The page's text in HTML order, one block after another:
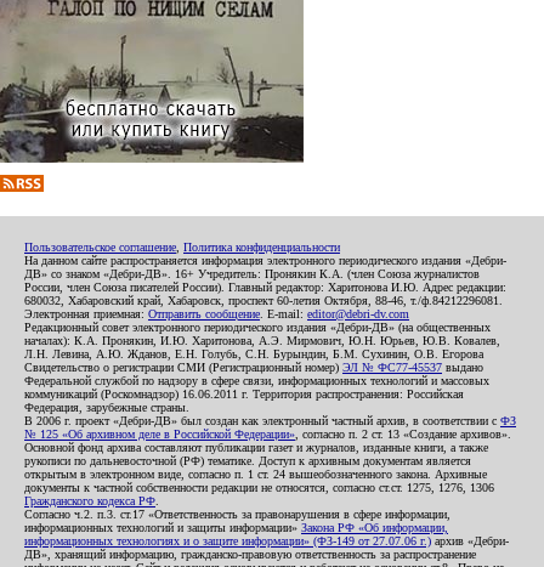
Пользовательское соглашение Политика конфиденциальности
На данном сайте распространяется информация электронного периодического издания «Дебри-
ДВ» со знаком «Дебри-ДВ». 16+ Учредитель: Пронякин К.А. (член Союза журналистов
России, член Союза писателей России). Главный редактор: Харитонова И.Ю. Адрес редакции:
680032, Хабаровский край, Хабаровск, проспект 60-летия Октября, 88-46, т./ф.84212296081.
Электронная приемная: Отправить сообщение . E-mail: editor@debri-dv.com
Редакционный совет электронного периодического издания «Дебри-ДВ» (на общественных
началах): К.А. Пронякин, И.Ю. Харитонова, А.Э. Мирмович, Ю.Н. Юрьев, Ю.В. Ковалев,
Л.Н. Левина, А.Ю. Жданов, Е.Н. Голубь, С.Н. Бурындин, Б.М. Сухинин, О.В. Егорова
Свидетельство о регистрации СМИ (Регистрационный номер) ЭЛ № ФС77-45537 выдано
Федеральной службой по надзору в сфере связи, информационных технологий и массовых
коммуникаций (Роскомнадзор) 16.06.2011 г. Территория распространения: Российская
Федерация, зарубежные страны.
В 2006 г. проект «Дебри-ДВ» был создан как электронный частный архив, в соответствии с ФЗ
№ 125 «Об архивном деле в Российской Федерации» , согласно п. 2 ст. 13 «Создание архивов».
Основной фонд архива составляют публикации газет и журналов, изданные книги, а также
рукописи по дальневосточной (РФ) тематике. Доступ к архивным документам является
открытым в электронном виде, согласно п. 1 ст. 24 вышеобозначенного закона. Архивные
документы к частной собственности редакции не относятся, согласно ст.ст. 1275, 1276, 1306
Гражданского кодекса РФ
Согласно ч.2. п.3. ст.17 «Ответственность за правонарушения в сфере информации,
информационных технологий и защиты информации» Закона РФ «Об информации,
информационных технологиях и о защите информации» (ФЗ-149 от 27.07.06 г.) архив «Дебри-
ДВ», хранящий информацию, гражданско-правовую ответственность за распространение